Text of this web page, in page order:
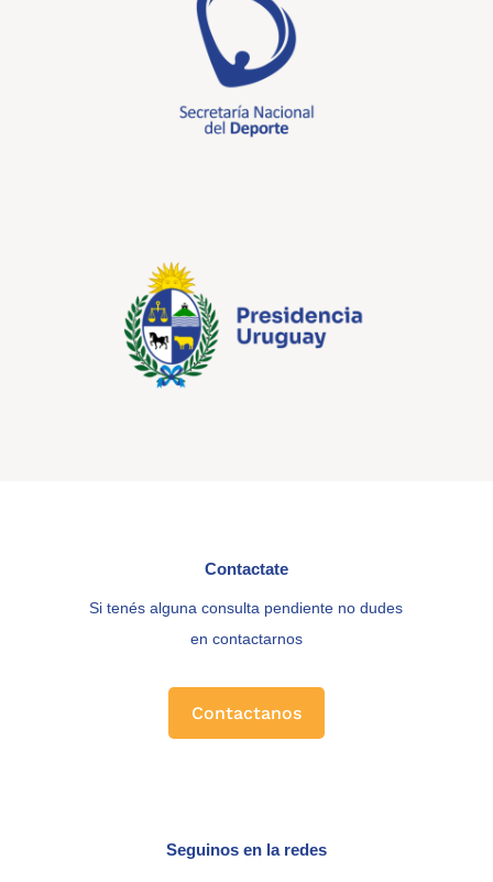
Contactate
Si tenés alguna consulta pendiente no dudes
en contactarnos
Contactanos
Seguinos en la redes